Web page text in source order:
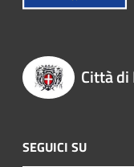
Città
SEGUICI SU